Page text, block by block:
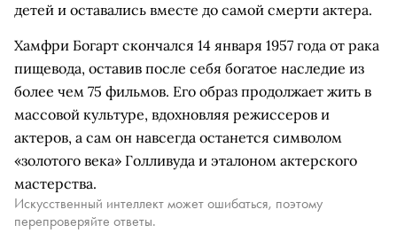
детей и оставались вместе до самой смерти актера.
Хамфри Богарт скончался 14 января 1957 года от рака
пищевода, оставив после себя богатое наследие из
более чем 75 фильмов. Его образ продолжает жить в
массовой культуре, вдохновляя режиссеров и
актеров, а сам он навсегда останется символом
«золотого века» Голливуда и эталоном актерского
мастерства.
Искусственный интеллект может ошибаться, поэтому
перепроверяйте ответы.